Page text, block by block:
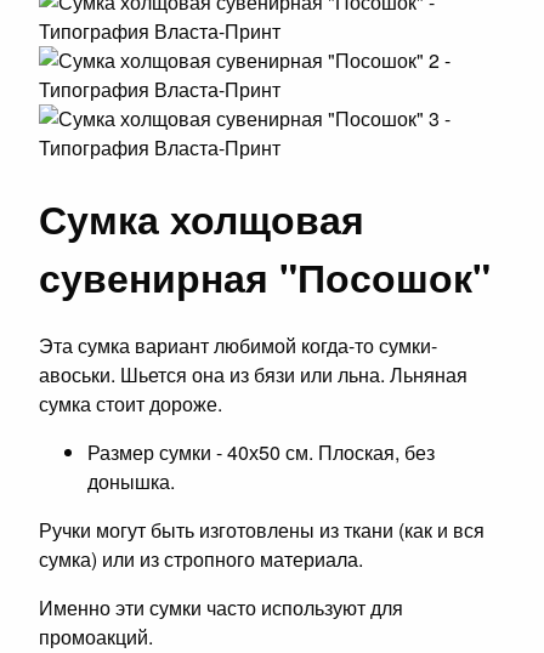
Сумка холщовая
сувенирная "Посошок"
Эта сумка вариант любимой когда-то сумки-
авоськи. Шьется она из бязи или льна. Льняная
сумка стоит дороже.
Размер сумки - 40х50 см. Плоская, без
донышка.
Ручки могут быть изготовлены из ткани (как и вся
сумка) или из стропного материала.
Именно эти сумки часто используют для
промоакций.